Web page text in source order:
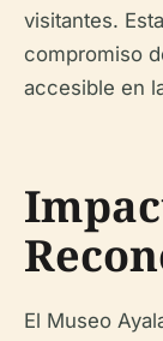
visitantes.
compromiso
accesible en
El Museo